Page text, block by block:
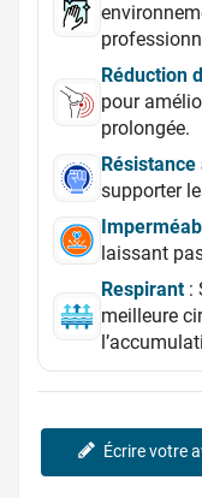
Réduction
pour
prolongée.
supporter
laissant
Respirant:
meilleure
Écrire votre